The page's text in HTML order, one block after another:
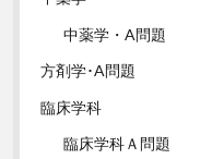
中薬学・A問題
方剤学･A問題
臨床学科
臨床学科Ａ問題